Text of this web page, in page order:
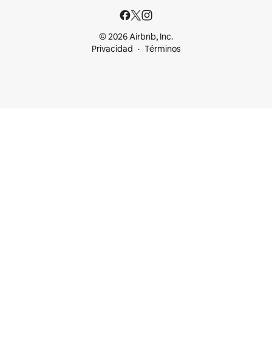
© 2026 Airbnb, Inc.
Privacidad
Términos